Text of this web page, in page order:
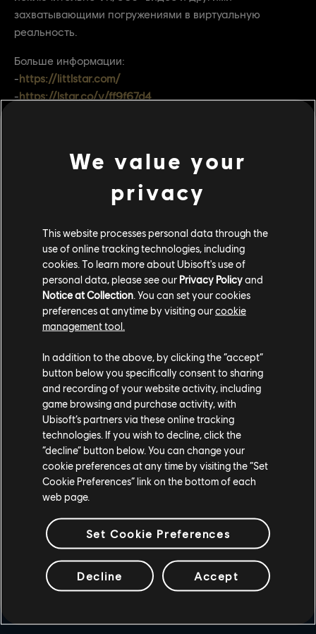
захватывающими погружениями в виртуальную
реальность.
Больше информации:
-https://littlstar.com/
-https://lstar.co/v/ff9f67d4
погружение в виртуальною реальность.
СТУДИИ
UBISOFT MONTRÉAL
ПЛАТФОРМЫ
XBOX SERIES X|S
PLAYSTATION®5
PLAYSTATION®4
UBISOFT CONNECT
We value your
privacy
This website processes personal data through the
use of online tracking technologies, including
cookies. To learn more about Ubisoft's use of
personal data, please see our Privacy Policyand
Notice at Collection . You can set your cookies
preferences at anytime by visiting ourcookie
management tool.
In addition to the above, by clicking the “accept”
button below you specifically consent to sharing
and recording of your website activity, including
game browsing and purchase activity, with
Ubisoft’s partners via these online tracking
technologies. If you wish to decline, click the
“decline” button below. You can change your
cookie preferences at any time by visiting the “Set
Cookie Preferences” link on the bottom of each
web page.
Set Cookie Preferences
Decline Accept